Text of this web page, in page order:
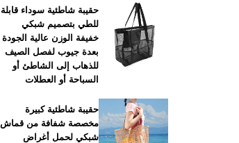
حقيبة شاطئية سوداء قابلة
للطي بتصميم شبكي
خفيفة الوزن عالية الجودة
بعدة جيوب لفصل الصيف
للذهاب إلى الشاطئ أو
السباحة أو العطلات
حقيبة شاطئية كبيرة
مخصصة شفافة من قماش
شبكي لحمل أغراض